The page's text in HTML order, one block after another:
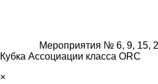
Мероприятия № 6, 9, 15, 22
Кубка Ассоциации класса ORC
×